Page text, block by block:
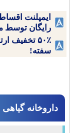
ایمپلنت
رایگان
۵۰٪ تخفیف
سفته!
داروخانه گیاهی